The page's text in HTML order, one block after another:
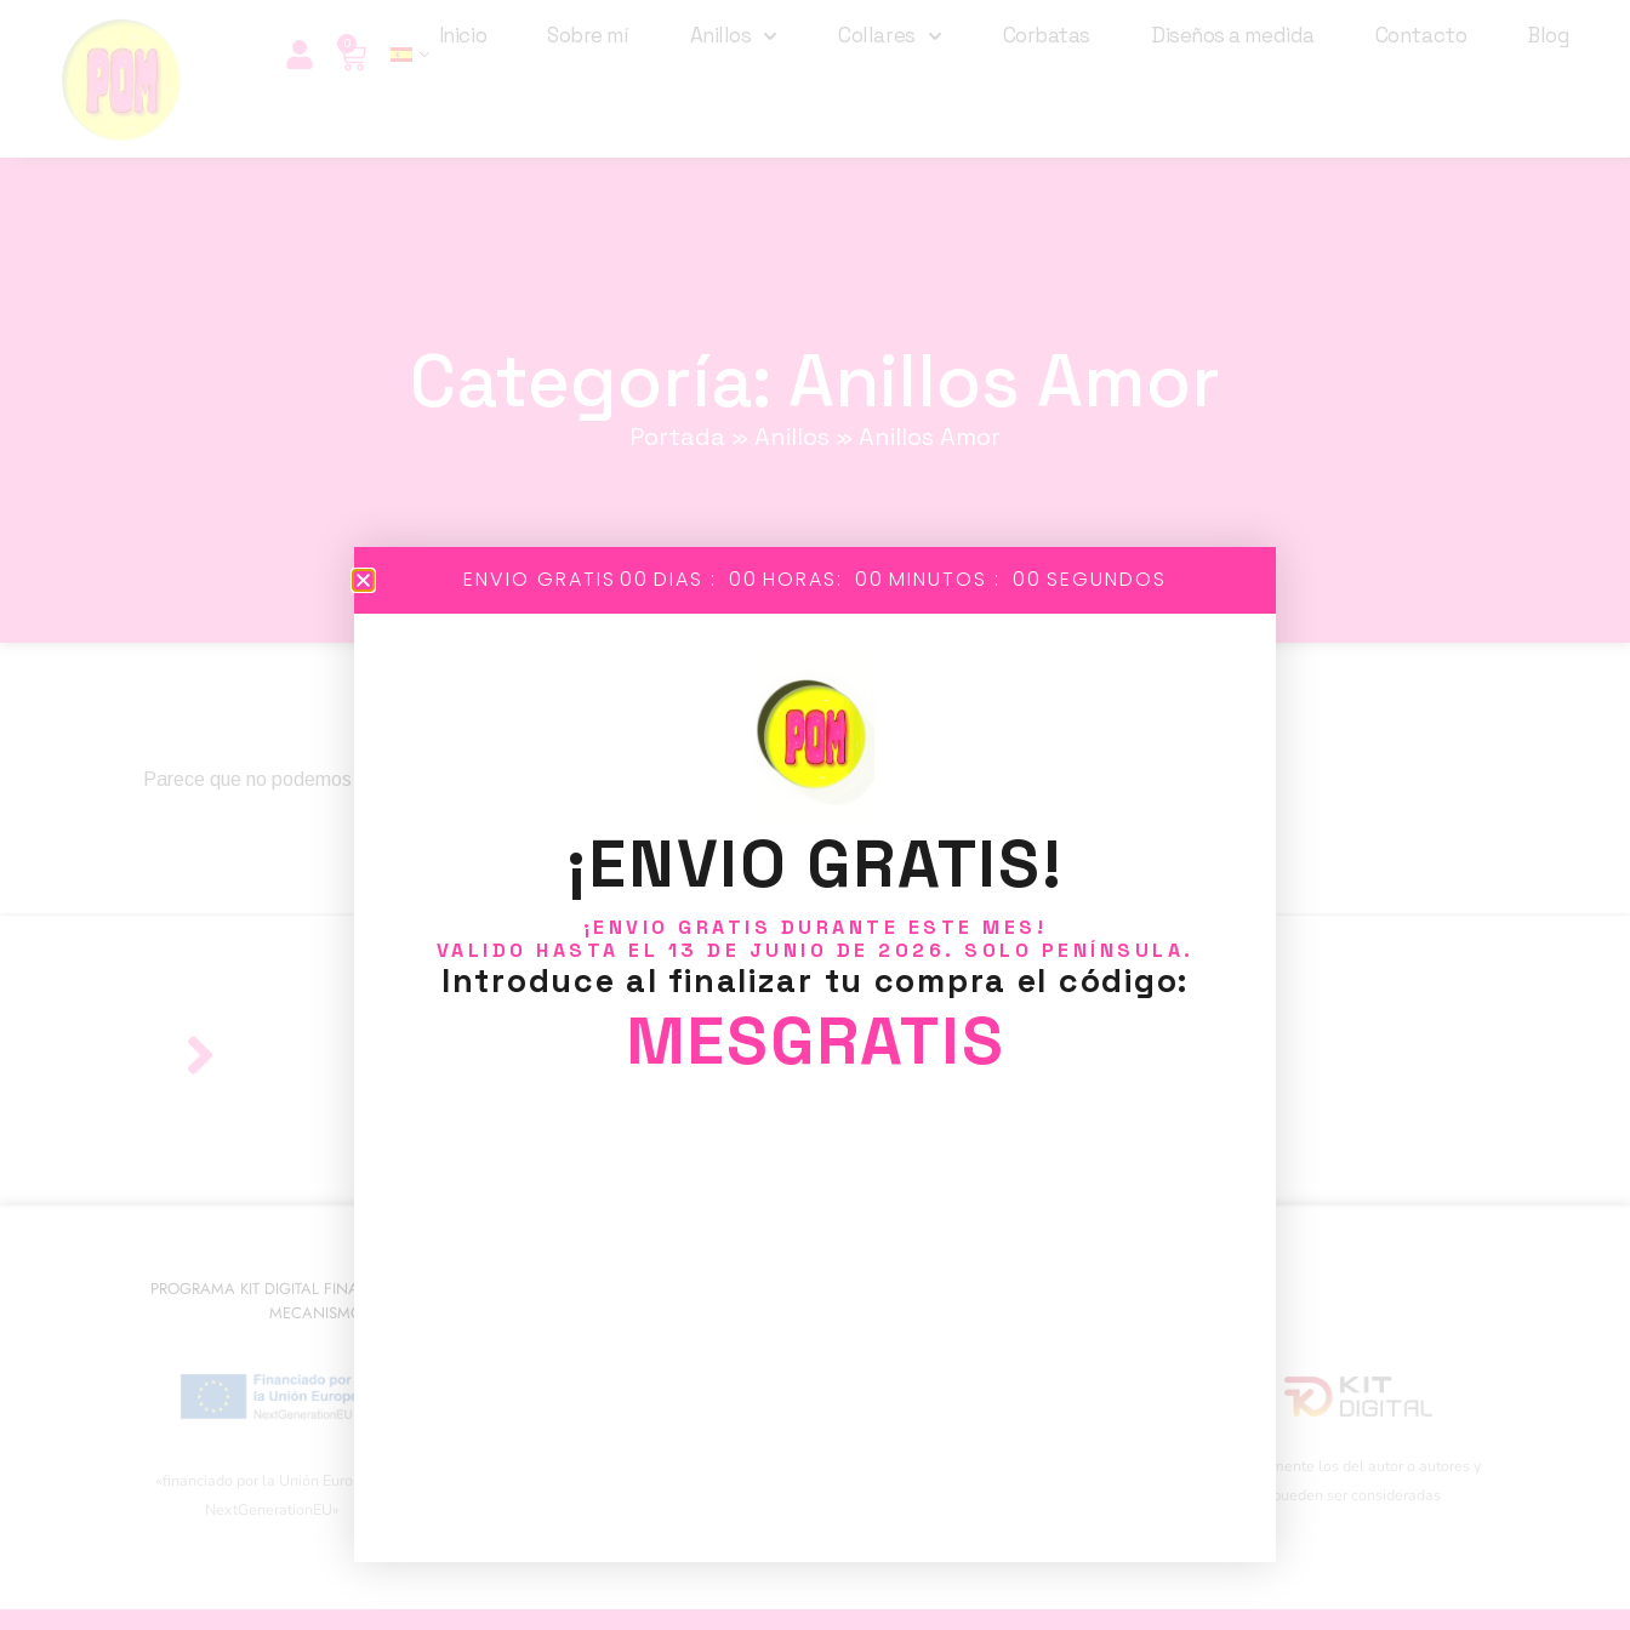
0 Inicio Sobre mí Anillos Collares Corbatas Diseños a medida Contacto Blog
Categoría: Anillos Amor
Portada » Anillos » Anillos Amor
Parece que no podemos encontrar lo que estás buscando.
PROGRAMA KIT DIGITAL FINANCIADO POR LOS FONDOS NEXT GENERATION DEL
MECANISMO DE RECUPERACIÓN Y RESILIENCIA
«financiado por la Unión Europea –
NextGenerationEU»
«Financiado por la Unión Europea – NextGenerationEU. Sin embargo, los puntos de vista y las opiniones expresadas son únicamente los del autor o autores y
no reflejan necesariamente los de la Unión Europea o la Comisión Europea. Ni la Unión Europea ni la Comisión Europea pueden ser consideradas
ENVIO GRATIS 00 DIAS : 00 HORAS: 00 MINUTOS : 00 SEGUNDOS
¡ENVIO GRATIS!
¡ENVIO GRATIS DURANTE ESTE MES!
VALIDO HASTA EL 13 DE JUNIO DE 2026. SOLO PENÍNSULA.
Introduce al finalizar tu compra el código:
MESGRATIS